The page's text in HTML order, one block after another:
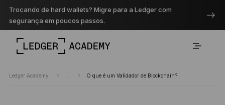
Trocando de hard wallets? Migre para a Ledger com
segurança em poucos passos.
Ledger Academy O que é um Validador de Blockchain?